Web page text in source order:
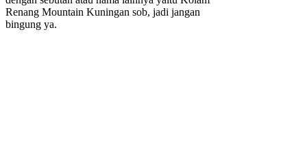
Renang Mountain Kuningan sob, jadi jangan
bingung ya.